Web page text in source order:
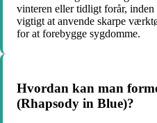
vinteren eller tidligt forår,
vigtigt at anvende skarpe
for at forebygge sygdomme.
Hvordan kan man
(Rhapsody in Blue)?